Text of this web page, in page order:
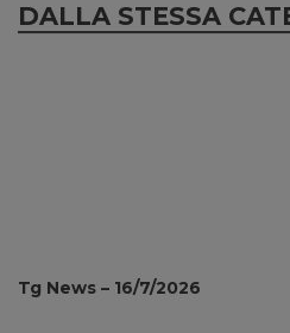
DALLA STESSA
Tg News – 16/7/2026